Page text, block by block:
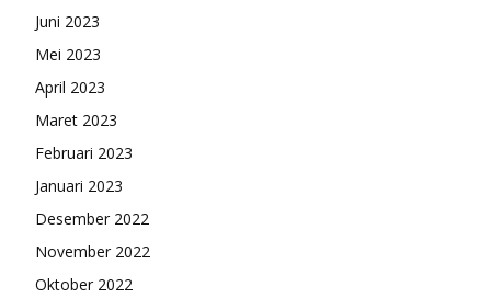
Juni 2023
Mei 2023
April 2023
Maret 2023
Februari 2023
Januari 2023
Desember 2022
November 2022
Oktober 2022